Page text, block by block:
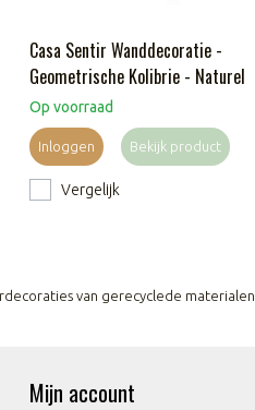
Casa Sentir Wanddecoratie -
Geometrische Kolibrie - Naturel
Op voorraad
Inloggen Bekijk product
Vergelijk
van gerecyclede materialen
Mijn account